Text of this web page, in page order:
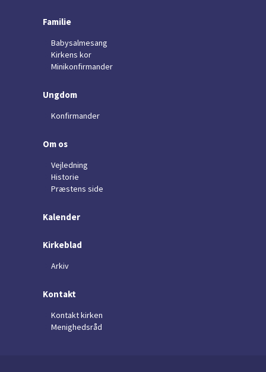
Familie
Babysalmesang
Kirkens kor
Minikonfirmander
Ungdom
Konfirmander
Om os
Vejledning
Historie
Præstens side
Kalender
Kirkeblad
Arkiv
Kontakt
Kontakt kirken
Menighedsråd